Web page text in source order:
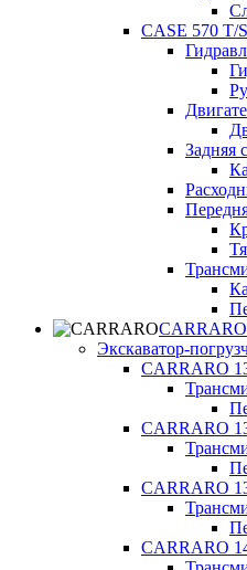
CASE 570 T/
Задняя
CARRARO
Экскаватор-
CARRARO
CARRARO
CARRARO
CARRARO